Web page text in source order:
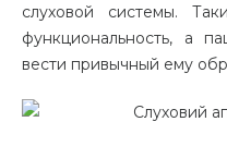
слуховой системы.
функциональность, а
вести привычный ему